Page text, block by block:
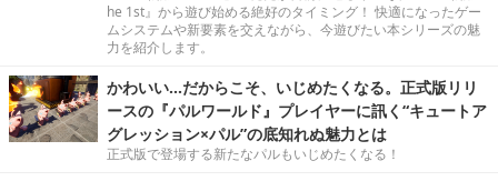
he 1st』から遊び始める絶好のタイミング！ 快適になったゲー
ムシステムや新要素を交えながら、今遊びたい本シリーズの魅
力を紹介します。
かわいい…だからこそ、いじめたくなる。正式版リリ
ースの『パルワールド』プレイヤーに訊く“キュートア
グレッション×パル”の底知れぬ魅力とは
正式版で登場する新たなパルもいじめたくなる！